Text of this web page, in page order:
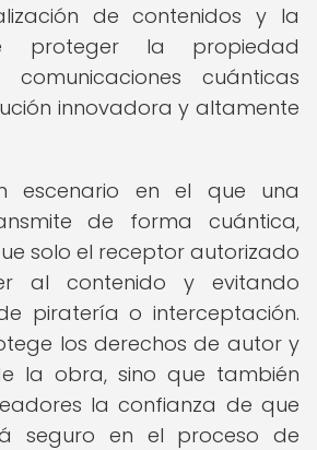
de contenidos y la
proteger la propiedad
comunicaciones cuánticas
innovadora y altamente
escenario en el que una
de forma cuántica,
solo el receptor autorizado
al contenido y evitando
piratería o interceptación.
los derechos de autor y
la obra, sino que también
la confianza de que
seguro en el proceso de